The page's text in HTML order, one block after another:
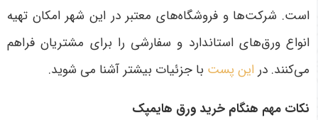
است. شرکت‌ها و فروشگاه‌های معتبر در این شهر امکان تهیه
انواع ورق‌های استاندارد و سفارشی را برای مشتریان فراهم
می‌کنند. در این پست با جزئیات بیشتر آشنا می شوید.
نکات مهم هنگام خرید ورق هایمپک